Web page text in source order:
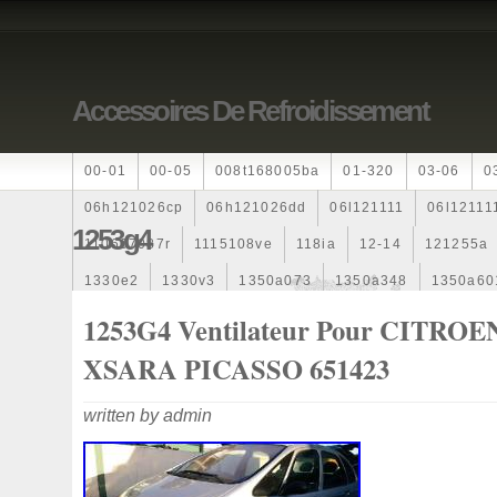
Accessoires De Refroidissement
00-01 00-05 008t168005ba 01-320 03-06
06h121026cp 06h121026dd 06l121111
110607087r 1115108ve 118ia 12-14 121255a
1330e2 1330v3 1350a073 1350a348
1985-1987
1k0121205 1k0121205ab 1k0121205af
1253g4
1253G4 Ventilateur Pour
XSARA PICASSO 651423
written by admin